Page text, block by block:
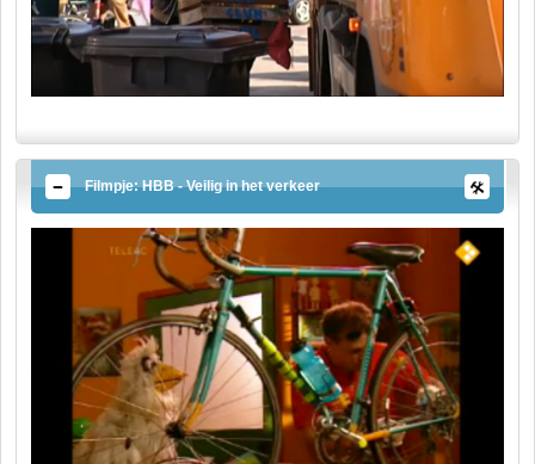
Filmpje: HBB - Veilig in het verkeer